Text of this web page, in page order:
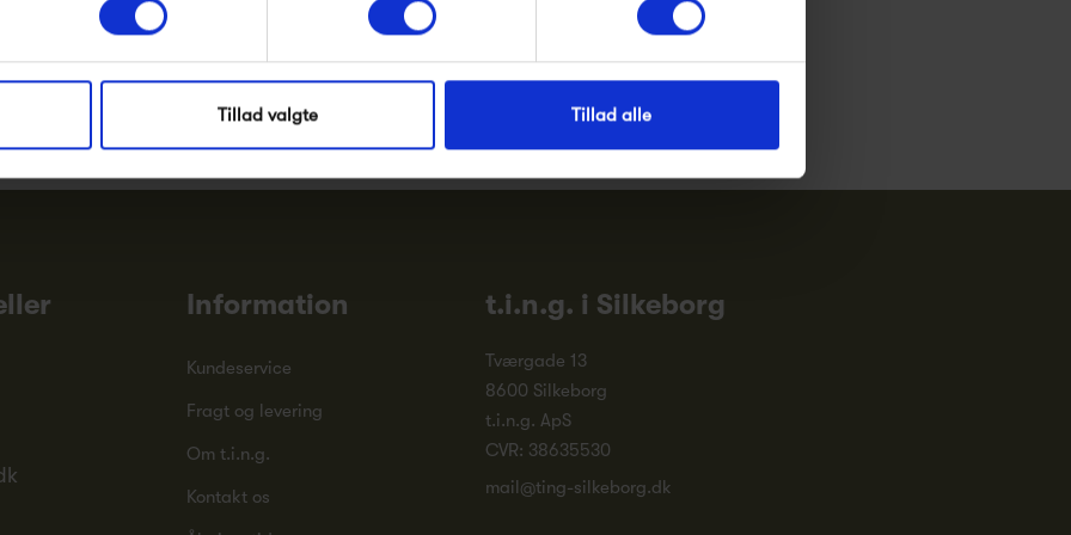
Tillad valgte Tillad alle
og nyhedsbrev
Information
Kundeservice
Fragt og levering
Om t.i.n.g.
Kontakt os
t.i.n.g. i Silkeborg
Tværgade 13
8600 Silkeborg
t.i.n.g. ApS
CVR: 38635530
mail@ting-silkeborg.dk